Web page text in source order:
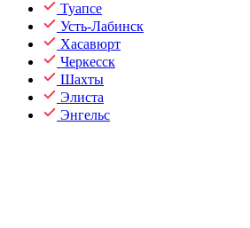
Туапсе
Усть-Лабинск
Хасавюрт
Черкесск
Шахты
Элиста
Энгельс